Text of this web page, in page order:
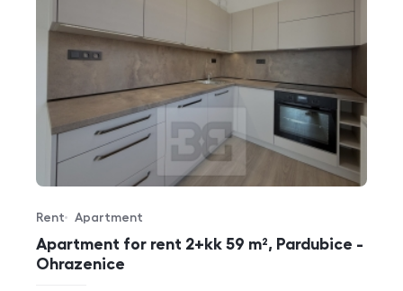
Apartment for rent 2+kk 59 m², Pardubice -
Ohrazenice
Offer type
Rent
Property type
Apartment